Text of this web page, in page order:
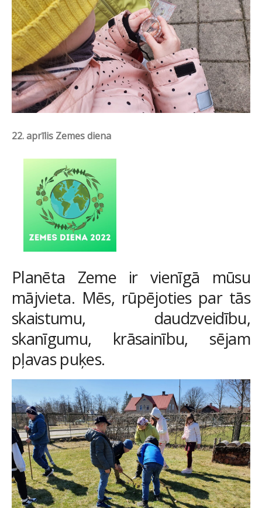
22. aprīlis Zemes diena
Planēta Zeme ir vienīgā mūsu
mājvieta. Mēs, rūpējoties par tās
skaistumu, daudzveidību,
skanīgumu, krāsainību, sējam
pļavas puķes.